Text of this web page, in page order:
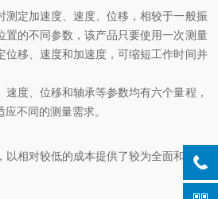
测定加速度、速度、位移，相较于一般振
置的不同参数，该产品只要使用一次测量
位移、速度和加速度，可缩短工作时间并
速度、位移和轴承等参数均有六个量程，
不同的测量需求。
相对较低的成本提供了较为全面和准确